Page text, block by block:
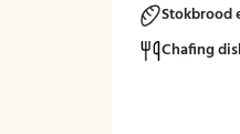
Stokbrood
Chafing